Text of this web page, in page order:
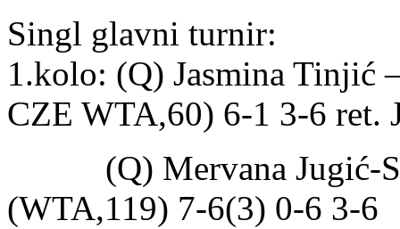
Singl glavni turnir:
1.kolo: (Q) Jasmina Tinjić
CZE WTA,60) 6-1 3-6 ret.
(Q) Mervana Jugić-
(WTA,119) 7-6(3) 0-6 3-6